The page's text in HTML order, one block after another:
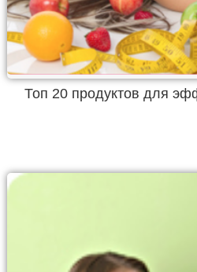
Топ 20 продуктов для